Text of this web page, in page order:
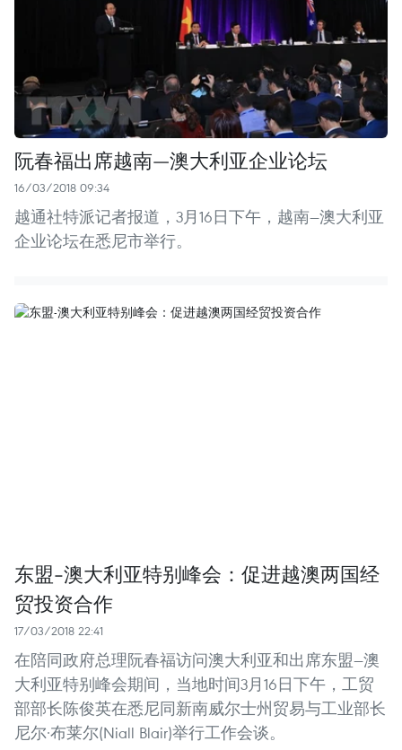
阮春福出席越南—澳大利亚企业论坛
16/03/2018 09:34
越通社特派记者报道，3月16日下午，越南—澳大利亚
企业论坛在悉尼市举行。
东盟-澳大利亚特别峰会：促进越澳两国经
贸投资合作
17/03/2018 22:41
在陪同政府总理阮春福访问澳大利亚和出席东盟—澳
大利亚特别峰会期间，当地时间3月16日下午，工贸
部部长陈俊英在悉尼同新南威尔士州贸易与工业部长
尼尔·布莱尔(Niall Blair)举行工作会谈。